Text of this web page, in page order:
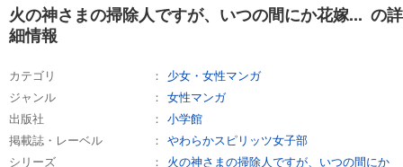
火の神さまの掃除人ですが、いつの間にか花嫁... の詳
細情報
カテゴリ
少女・女性マンガ
ジャンル
女性マンガ
出版社
小学館
掲載誌・レーベル
やわらかスピリッツ女子部
シリーズ
火の神さまの掃除人ですが、いつの間にか